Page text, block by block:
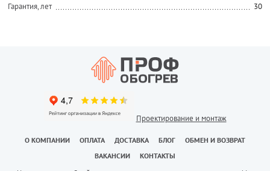
Гарантия, лет
30
Проектирование и монтаж
О КОМПАНИИ ОПЛАТА ДОСТАВКА БЛОГ
ОБМЕН И ВОЗВРАТ
ВАКАНСИИ
КОНТАКТЫ